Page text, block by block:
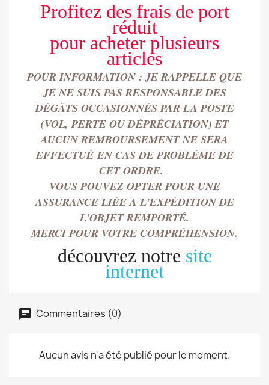
Profitez des frais de port
réduit
pour acheter plusieurs
articles
POUR INFORMATION : JE RAPPELLE QUE
JE NE SUIS PAS RESPONSABLE DES
DÉGÂTS OCCASIONNÉS PAR LA POSTE
(VOL, PERTE OU DÉPRÉCIATION) ET
AUCUN REMBOURSEMENT NE SERA
EFFECTUÉEN CAS DE PROBLÈME DE
CET ORDRE.
VOUS POUVEZ OPTER POUR UNE
ASSURANCE LIÉE A L'EXPÉDITION DE
L'OBJET REMPORTÉ.
MERCI POUR VOTRE COMPRÉHENSION.
découvrez notre site
internet
Commentaires (0)
Aucun avis n'a été publié pour le moment.